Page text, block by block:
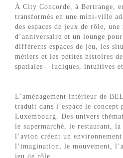
À City Concorde, à Bertrange,
transformés en une mini-ville
des espaces de jeux de rôle, une
d’anniversaire et un lounge
différents espaces de jeu, les
métiers et les petites histoires
spatiales – ludiques, intuitives et
L’aménagement intérieur de
traduit dans l’espace le concept
Luxembourg. Des univers
le supermarché, le restaurant, la
l’avion créent un
l’imagination, le mouvement,
jeu de rôle.